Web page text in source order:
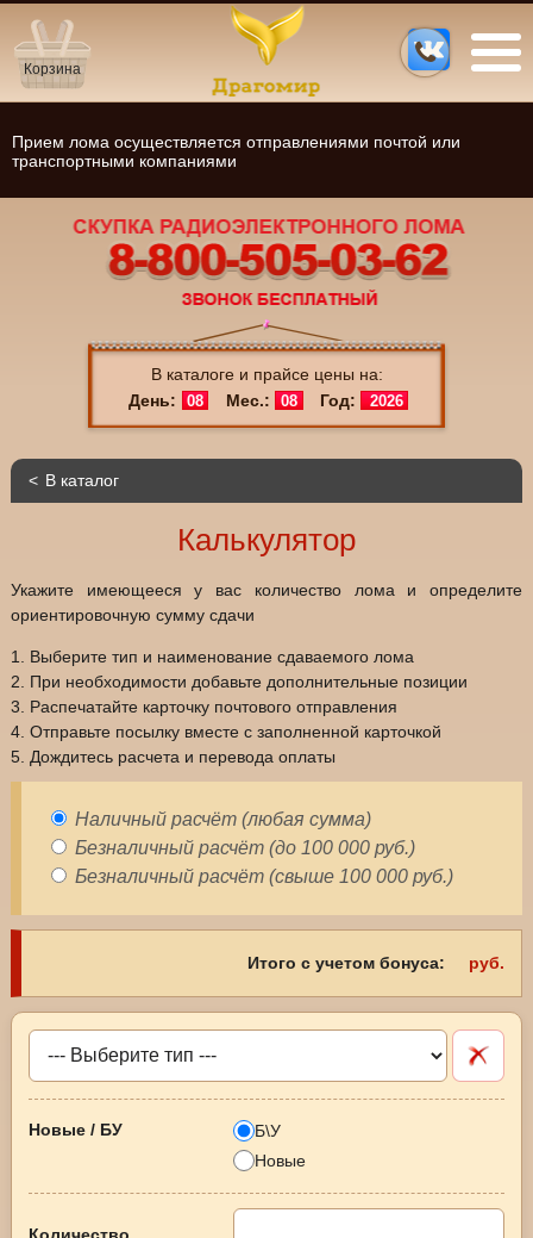
В каталоге и прайсе цены на:
День:
08 Мес.: 08 Год: 2026
Корзина
Прием лома осуществляется отправлениями почтой или
транспортными компаниями
В каталог
Калькулятор
Укажите имеющееся у вас количество лома и определите
ориентировочную сумму сдачи
1. Выберите тип и наименование сдаваемого лома
2. При необходимости добавьте дополнительные позиции
3. Распечатайте карточку почтового отправления
4. Отправьте посылку вместе с заполненной карточкой
5. Дождитесь расчета и перевода оплаты
Наличный расчёт (любая сумма)
Безналичный расчёт (до 100 000 руб.)
Безналичный расчёт (свыше 100 000 руб.)
Итого с учетом бонуса: руб.
Б\У
Новые